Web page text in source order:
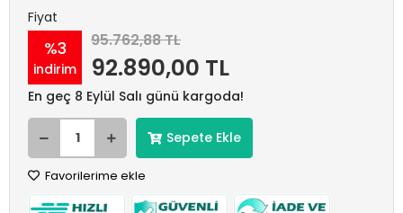
Fiyat
%3
indirim
95.762,88 TL
92.890,00 TL
En geç 8 Eylül Salı günü kargoda!
Sepete Ekle
Favorilerime ekle